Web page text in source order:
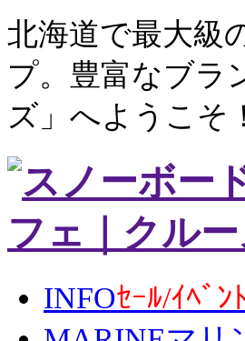
北海道で最大級
プ。豊富なブラ
ズ」へようこそ！
INFOｾｰﾙ/ｲﾍﾞﾝ